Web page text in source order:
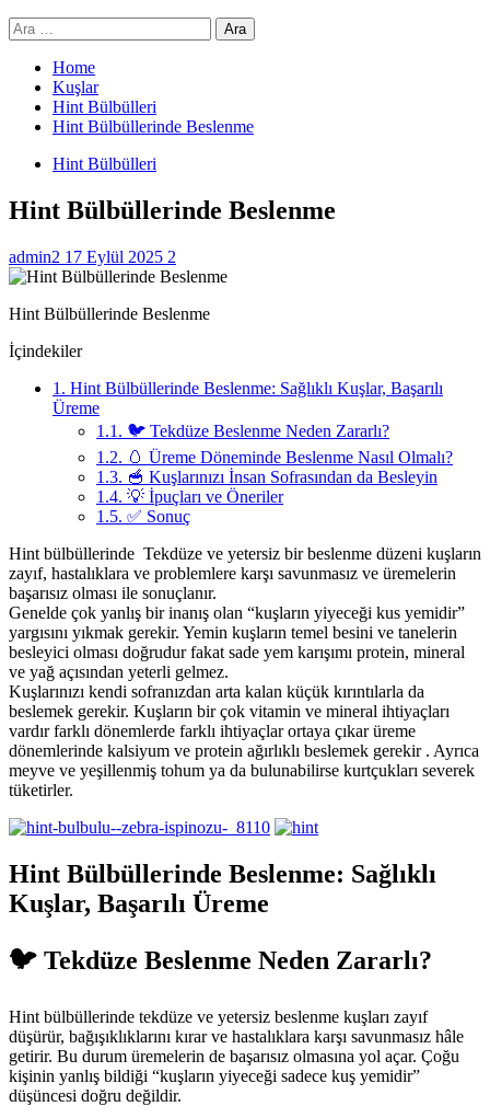
Arama:
Home
Kuşlar
Hint Bülbülleri
Hint Bülbüllerinde Beslenme
Hint Bülbülleri
Hint Bülbüllerinde Beslenme
admin2 17 Eylül 2025 2
Hint Bülbüllerinde Beslenme
İçindekiler
1. Hint Bülbüllerinde Beslenme: Sağlıklı Kuşlar, Başarılı
Üreme
1.1. 🐦 Tekdüze Beslenme Neden Zararlı?
1.2. 🥚 Üreme Döneminde Beslenme Nasıl Olmalı?
1.3. 🥣 Kuşlarınızı İnsan Sofrasından da Besleyin
1.4. 💡 İpuçları ve Öneriler
1.5. ✅ Sonuç
Hint bülbüllerinde Tekdüze ve yetersiz bir beslenme düzeni kuşların
zayıf, hastalıklara ve problemlere karşı savunmasız ve üremelerin
başarısız olması ile sonuçlanır.
Genelde çok yanlış bir inanış olan “kuşların yiyeceği kus yemidir”
yargısını yıkmak gerekir. Yemin kuşların temel besini ve tanelerin
besleyici olması doğrudur fakat sade yem karışımı protein, mineral
ve yağ açısından yeterli gelmez.
Kuşlarınızı kendi sofranızdan arta kalan küçük kırıntılarla da
beslemek gerekir. Kuşların bir çok vitamin ve mineral ihtiyaçları
vardır farklı dönemlerde farklı ihtiyaçlar ortaya çıkar üreme
dönemlerinde kalsiyum ve protein ağırlıklı beslemek gerekir . Ayrıca
meyve ve yeşillenmiş tohum ya da bulunabilirse kurtçukları severek
tüketirler.
Hint Bülbüllerinde Beslenme: Sağlıklı
Kuşlar, Başarılı Üreme
🐦 Tekdüze Beslenme Neden Zararlı?
Hint bülbüllerinde tekdüze ve yetersiz beslenme kuşları zayıf
düşürür, bağışıklıklarını kırar ve hastalıklara karşı savunmasız hâle
getirir. Bu durum üremelerin de başarısız olmasına yol açar. Çoğu
kişinin yanlış bildiği “kuşların yiyeceği sadece kuş yemidir”
düşüncesi doğru değildir.